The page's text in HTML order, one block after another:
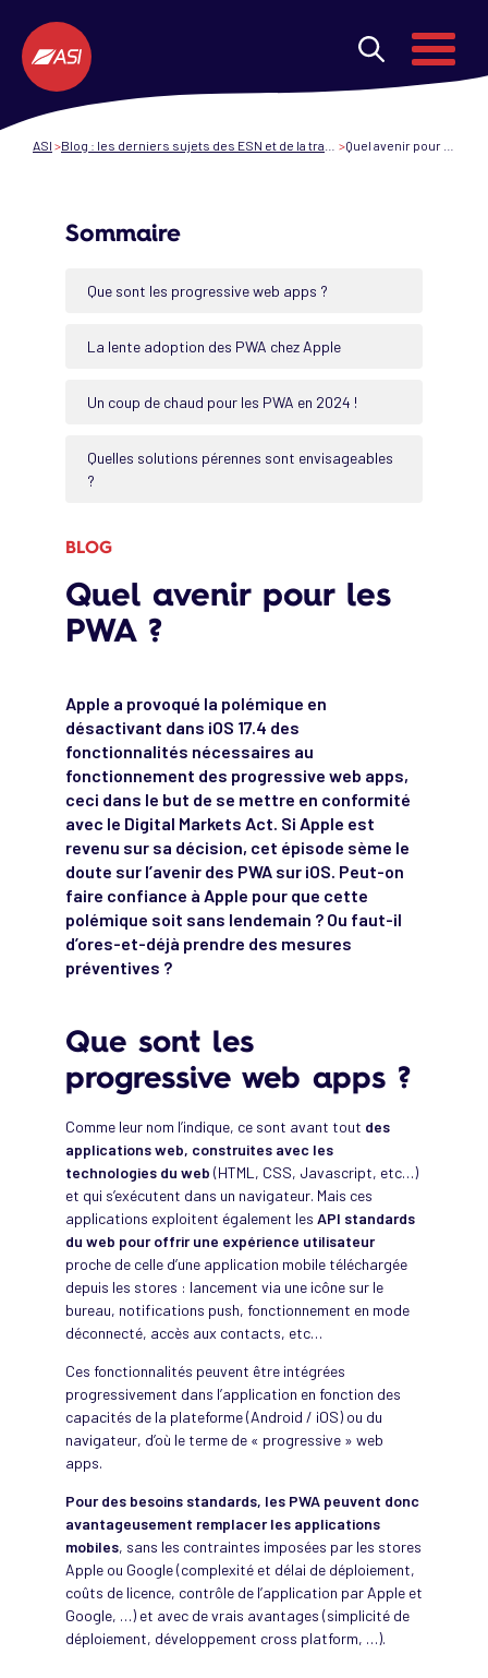
Menu
ASI
Sommaire
Que sont les progressive web apps ?
La lente adoption des PWA chez Apple
Un coup de chaud pour les PWA en 2024 !
Quelles solutions pérennes sont envisageables
?
BLOG
Quel avenir pour les
PWA ?
Apple a provoqué la polémique en
désactivant dans iOS 17.4 des
fonctionnalités nécessaires au
fonctionnement des progressive web apps,
ceci dans le but de se mettre en conformité
avec le Digital Markets Act. Si Apple est
revenu sur sa décision, cet épisode sème le
doute sur l’avenir des PWA sur iOS. Peut-on
faire confiance à Apple pour que cette
polémique soit sans lendemain ? Ou faut-il
d’ores-et-déjà prendre des mesures
préventives ?
Que sont les
progressive web apps ?
Comme leur nom l’indique, ce sont avant tout des
applications web, construites avec les
technologies du web (HTML, CSS, Javascript, etc…)
et qui s’exécutent dans un navigateur. Mais ces
applications exploitent également les API standards
du web pour offrir une expérience utilisateur
proche de celle d’une application mobile téléchargée
depuis les stores : lancement via une icône sur le
bureau, notifications push, fonctionnement en mode
déconnecté, accès aux contacts, etc…
Ces fonctionnalités peuvent être intégrées
progressivement dans l’application en fonction des
capacités de la plateforme (Android / iOS) ou du
navigateur, d’où le terme de « progressive » web
apps.
Pour des besoins standards, les PWA peuvent donc
avantageusement remplacer les applications
mobiles, sans les contraintes imposées par les stores
Apple ou Google (complexité et délai de déploiement,
coûts de licence, contrôle de l’application par Apple et
Google, …) et avec de vrais avantages (simplicité de
déploiement, développement cross platform, …).